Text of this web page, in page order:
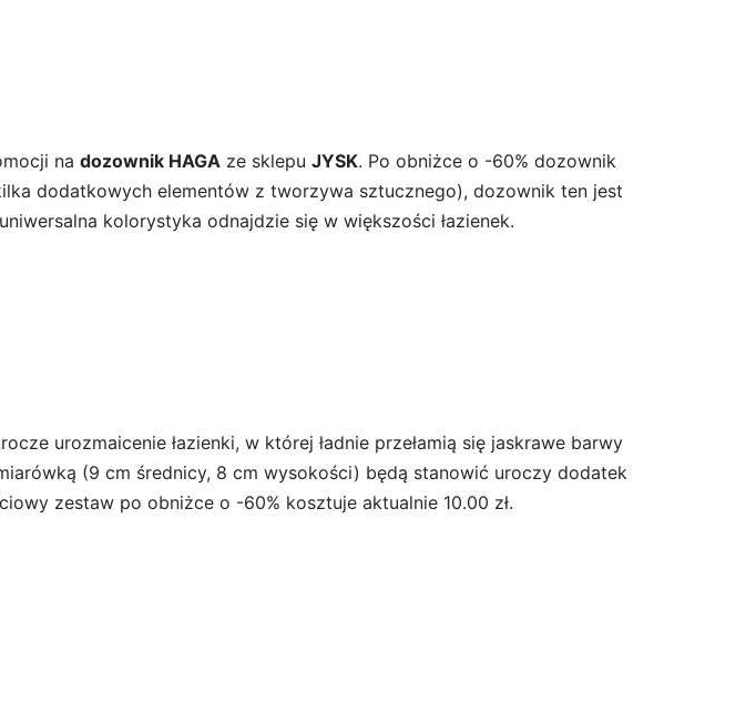
na dozownik HAGA ze sklepu JYSK. Po obniżce o -60% dozownik
dodatkowych elementów z tworzywa sztucznego), dozownik ten jest
kolorystyka odnajdzie się w większości łazienek.
urozmaicenie łazienki, w której ładnie przełamią się jaskrawe barwy
(9 cm średnicy, 8 cm wysokości) będą stanowić uroczy dodatek
zestaw po obniżce o -60% kosztuje aktualnie 10.00 zł.